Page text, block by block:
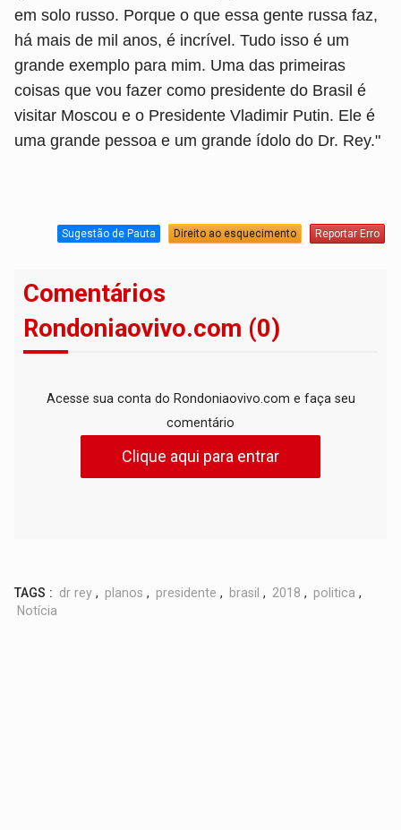
em solo russo. Porque o que essa gente russa faz,
há mais de mil anos, é incrível. Tudo isso é um
grande exemplo para mim. Uma das primeiras
coisas que vou fazer como presidente do Brasil é
visitar Moscou e o Presidente Vladimir Putin. Ele é
uma grande pessoa e um grande ídolo do Dr. Rey."
Sugestão de Pauta Direito ao esquecimento Reportar Erro
Comentários
Rondoniaovivo.com (0)
Acesse sua conta do Rondoniaovivo.com e faça seu
comentário
Clique aqui para entrar
TAGS : dr rey , planos , presidente , brasil , 2018 , politica ,
Notícia